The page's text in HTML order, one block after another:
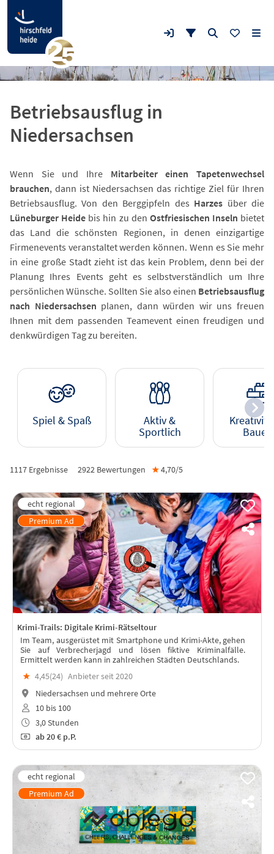
Betriebsausflug in
Niedersachsen
Wenn Sie und Ihre Mitarbeiter einen Tapetenwechsel
brauchen, dann ist Niedersachsen das richtige Ziel für Ihren
Betriebsausflug. Von den Berggipfeln des Harzes über die
Lüneburger Heide bis hin zu den Ostfriesischen Inseln bietet
das Land die schönsten Regionen, in denen einzigartige
Firmenevents veranstaltet werden können. Wenn es Sie mehr
in eine große Stadt zieht ist das kein Problem, denn bei der
Planung Ihres Events geht es selbstverständlich um Ihre
persönlichen Wünsche. Sollten Sie also einen Betriebsausflug
nach Niedersachsen planen, dann würden wir uns freuen
Ihnen mit dem passenden Teamevent einen freudigen und
denkwürdigen Tag zu bereiten.
Spiel & Spaß
Aktiv &
Sportlich
Bauen
1117 Ergebnisse 2922 Bewertungen ★4,70/5
Krimi-Trails: Digitale Krimi-Rätseltour
Im Team, ausgerüstet mit Smartphone und Krimi-Akte, gehen
Sie auf Verbrecherjagd und lösen fiktive Kriminalfälle.
Ermittelt werden kann in zahlreichen Städten Deutschlands.
★ 4,45(24) Anbieter seit 2020
Niedersachsen und mehrere Orte
10 bis 100
3,0 Stunden
ab20 € p.P.